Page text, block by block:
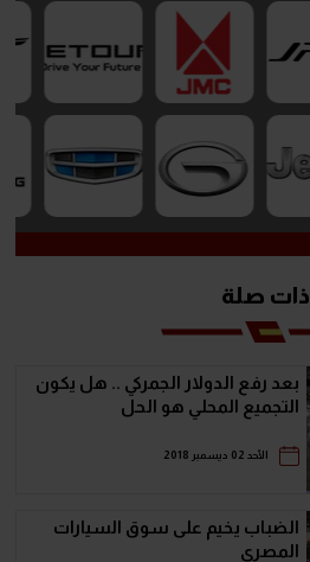
ذات صلة
بعد رفع الدولار الجمركي .. هل يكون
التجميع المحلي هو الحل
الأحد 02 ديسمبر 2018
الضباب يخيم على سوق السيارات
المصري